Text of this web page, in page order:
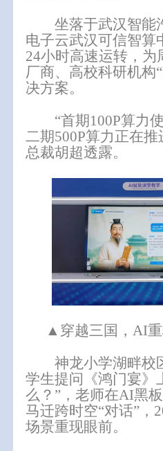
坐落于武汉智能
电子云武汉可信智算
24小时高速运转，为
厂商、高校科研机构
决方案。
“首期100P算力
二期500P算力正在推
总裁胡超透露。
▲穿越三国，AI
神龙小学湖畔校
学生提问《鸿门宴》
么？”，老师在AI黑
马迁跨时空“对话”，
场景重现眼前。